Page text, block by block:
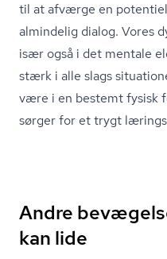
til at afværge en
almindelig dialog. Vores
især også i det mentale
stærk i alle slags
være i en bestemt fysisk
sørger for et trygt
Andre
kan lide